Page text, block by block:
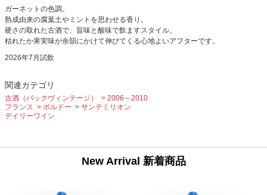
ガーネットの色調。
熟成由来の腐葉土やミントを思わせる香り。
硬さの取れた古酒で、旨味と酸味で飲ますスタイル。
枯れたか果実味が余韻にかけて伸びてくる心地よいアフターです。
2026年7月試飲
関連カテゴリ
古酒（バックヴィンテージ）
2006～2010
フランス
ボルドー
サンテミリオン
デイリーワイン
New Arrival 新着商品